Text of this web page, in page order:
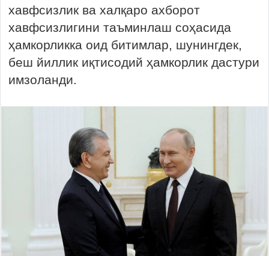
хавфсизлик ва халқаро ахборот
хавфсизлигини таъминлаш соҳасида
ҳамкорликка оид битимлар, шунингдек,
беш йиллик иқтисодий ҳамкорлик дастури
имзоланди.